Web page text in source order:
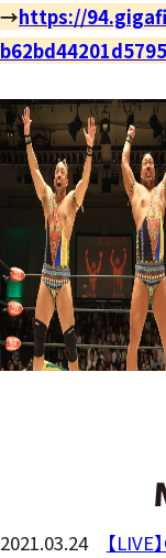
→https://
2021.03.24
【